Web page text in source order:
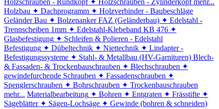
Holzschrauben - Rundkopf ✦ Holzschrauben - Zylinderkopf mehr...
Holzbau ✦ Dachprogramm ✦ Holzverbinder - Baubeschläge
Geländer Bau ✦ Bolzenanker FAZ (Geländerbau) ✦ Edelstahl -
Trennscheiben 1mm ✦ Edelstahl-Klebeband KB 476 ✦
Glasbefestigung ✦ Schleifen & Polieren - Edelstahl
Befestigung ✦ Dübeltechnik ✦ Niettechnik ✦ Lindapter -
Befestigungssysteme ✦ Stahl- & Metallbau (HV-Garnituren) Blech-
& Fassaden- & Trockenbauschrauben ✦ Blechschrauben ✦
gewindefurchende Schrauben ✦ Fassadenschrauben ✦
Spenglerschrauben ✦ Bohrschrauben ✦ Trockenbauschrauben
mehr... Materialbearbeitung ✦ Bohren ✦ Entgraten ✦ Frässtifte ✦
Sägeblätter ✦ Sägen-Lochsäge ✦ Gewinde (bohren & schneiden)